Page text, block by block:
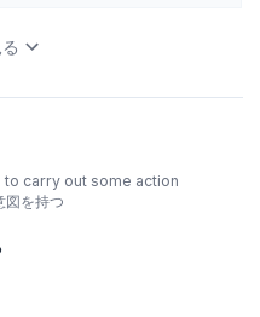
to carry out some action
図を持つ